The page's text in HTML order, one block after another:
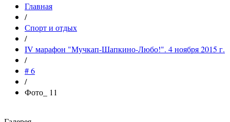
Главная
/
Спорт и отдых
/
IV марафон "Мучкап-Шапкино-Любо!". 4 ноября 2015 г.
/
# 6
/
Фото_ 11